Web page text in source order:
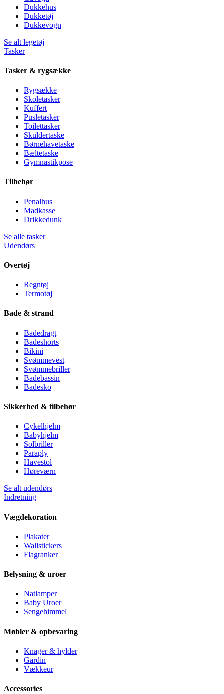
Dukkehus
Dukketøj
Dukkevogn
Se alt legetøj
Tasker
Tasker & rygsække
Rygsække
Skoletasker
Kuffert
Pusletasker
Toilettasker
Skuldertaske
Børnehavetaske
Bæltetaske
Gymnastikpose
Tilbehør
Penalhus
Madkasse
Drikkedunk
Se alle tasker
Udendørs
Overtøj
Regntøj
Termotøj
Bade & strand
Badedragt
Badeshorts
Bikini
Svømmevest
Svømmebriller
Badebassin
Badesko
Sikkerhed & tilbehør
Cykelhjelm
Babyhjelm
Solbriller
Paraply
Havestol
Høreværn
Se alt udendørs
Indretning
Vægdekoration
Plakater
Wallstickers
Flagranker
Belysning & uroer
Natlamper
Baby Uroer
Sengehimmel
Møbler & opbevaring
Knager & hylder
Gardin
Vækkeur
Accessories